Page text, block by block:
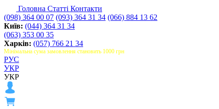
Головна Статті Контакти
(098) 364 00 07 (093) 364 31 34 (066) 884 13 62
Київ: (044) 364 31 34
(063) 353 00 35
Харків: (057) 766 21 34
Мінімальна сума замовлення становить 1000 грн
РУС
УКР
УКР